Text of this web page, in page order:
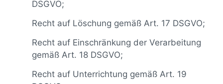
DSGVO;
Recht auf Löschung gemäß Art. 17 DSGVO;
Recht auf Einschränkung der Verarbeitung
gemäß Art. 18 DSGVO;
Recht auf Unterrichtung gemäß Art. 19